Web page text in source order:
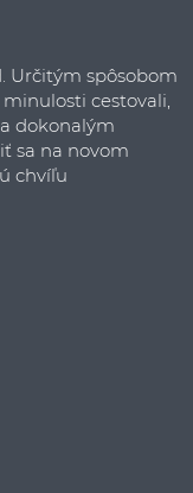
Určitým spôsobom
cestovali,
dokonalým
sa na novom
chvíľu